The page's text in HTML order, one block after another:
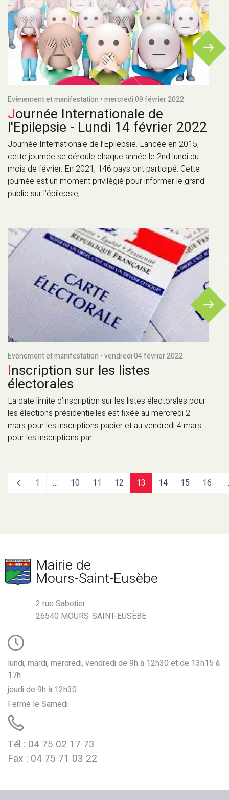
Evènement et manifestation • mercredi 09 février 2022
Journée Internationale de
l'Epilepsie - Lundi 14 février 2022
Journée Internationale de l’Epilepsie. Lancée en 2015,
cette journée se déroule chaque année le 2nd lundi du
mois de février. En 2021, 146 pays ont participé. Cette
journée est un moment privilégié pour informer le grand
public sur l’épilepsie,…
Evènement et manifestation • vendredi 04 février 2022
Inscription sur les listes
électorales
La date limite d’inscription sur les listes électorales pour
les élections présidentielles est fixée au mercredi 2
mars pour les inscriptions papier et au vendredi 4 mars
pour les inscriptions par…
1 … 10 11 12 13 14 15 16 …
Mairie de
Mours-Saint-Eusèbe
2 rue Sabotier
26540 MOURS-SAINT-EUSÈBE
lundi, mardi, mercredi, vendredi de 9h à 12h30 et de 13h15 à
17h
jeudi de 9h à 12h30
Fermé le Samedi
Tél : 04 75 02 17 73
Fax : 04 75 71 03 22